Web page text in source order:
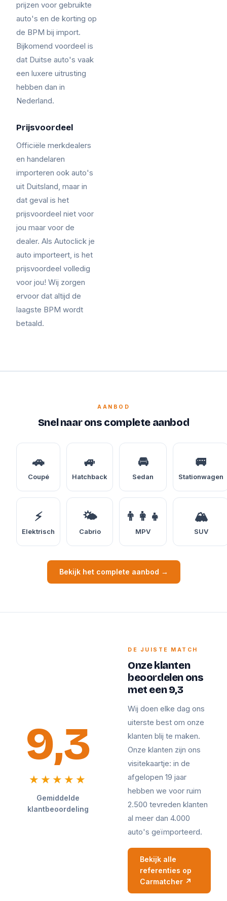
prijzen voor gebruikte
auto's en de korting op
de BPM bij import.
Bijkomend voordeel is
dat Duitse auto's vaak
een luxere uitrusting
hebben dan in
Nederland.
Prijsvoordeel
Officiële merkdealers
en handelaren
importeren ook auto's
uit Duitsland, maar in
dat geval is het
prijsvoordeel niet voor
jou maar voor de
dealer. Als Autoclick je
auto importeert, is het
prijsvoordeel volledig
voor jou! Wij zorgen
ervoor dat altijd de
laagste BPM wordt
betaald.
AANBOD
Snel naar ons complete aanbod
🚗
Coupé
🚙
Hatchback
🚘
Sedan
🚐
Stationwagen
⚡
Elektrisch
🌤️
Cabrio
👨‍👩‍👧
MPV
🏔️
SUV
Bekijk het complete aanbod →
9,3
★★★★★
Gemiddelde
klantbeoordeling
DE JUISTE MATCH
Onze klanten
beoordelen ons
met een 9,3
Wij doen elke dag ons
uiterste best om onze
klanten blij te maken.
Onze klanten zijn ons
visitekaartje: in de
afgelopen 19 jaar
hebben we voor ruim
2.500 tevreden klanten
al meer dan 4.000
auto's geïmporteerd.
Bekijk alle
referenties op
Carmatcher ↗